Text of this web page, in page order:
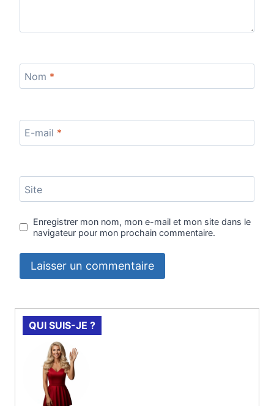
Nom *
E-mail *
Site
Enregistrer mon nom, mon e-mail et mon site dans le
navigateur pour mon prochain commentaire.
QUI SUIS-JE ?